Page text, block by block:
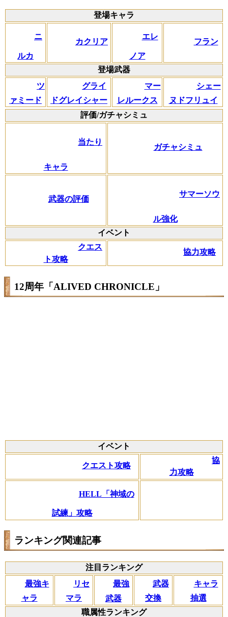
登場キャラ
ニ
ルカ
カクリア
エレ
ノア
フラン
登場武器
ツ
ァミード
グライ
ドグレイシャー
マー
レルークス
シェー
ヌドフリュイ
評価/ガチャシミュ
当たり
キャラ
ガチャシミュ
武器の評価
サマーソウ
ル強化
イベント
クエス
ト攻略
協力攻略
12周年「ALIVED CHRONICLE」
イベント
クエスト攻略
協
力攻略
HELL「神域の
試練」攻略
ランキング関連記事
注目ランキング
最強キ
ャラ
リセ
マラ
最強
武器
武器
交換
キャラ
抽選
職属性ランキング